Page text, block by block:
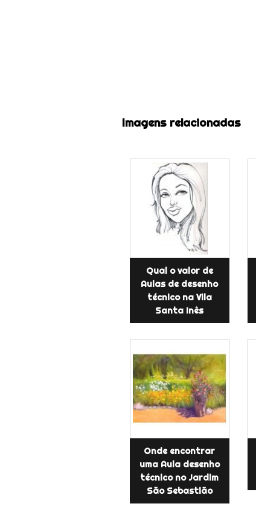
Imagens relacionadas
Qual o valor de
Aulas de desenho
técnico na Vila
Santa Inês
Onde encontrar
uma Aula desenho
técnico no Jardim
São Sebastião